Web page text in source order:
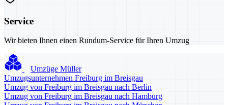
Service
Wir bieten Ihnen einen Rundum-Service für Ihren Umzug
Umzüge Müller
Umzugsunternehmen Freiburg im Breisgau
Umzug von Freiburg im Breisgau nach Berlin
Umzug von Freiburg im Breisgau nach Hamburg